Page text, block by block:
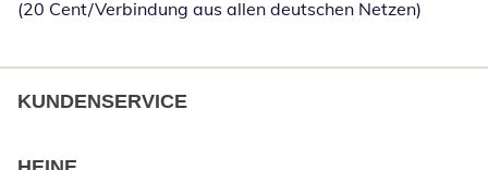
(20 Cent/Verbindung aus allen deutschen Netzen)
KUNDENSERVICE